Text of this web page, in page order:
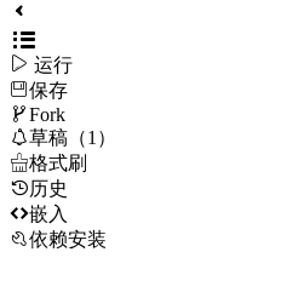
 运行
保存
Fork
草稿（1）
格式刷
历史
嵌入
依赖安装